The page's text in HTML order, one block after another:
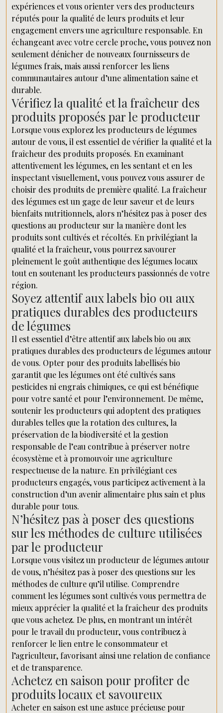
expériences et vous orienter vers des producteurs
réputés pour la qualité de leurs produits et leur
engagement envers une agriculture responsable. En
échangeant avec votre cercle proche, vous pouvez non
seulement dénicher de nouveaux fournisseurs de
légumes frais, mais aussi renforcer les liens
communautaires autour d’une alimentation saine et
durable.
Vérifiez la qualité et la fraîcheur des
produits proposés par le producteur
Lorsque vous explorez les producteurs de légumes
autour de vous, il est essentiel de vérifier la qualité et la
fraîcheur des produits proposés. En examinant
attentivement les légumes, en les sentant et en les
inspectant visuellement, vous pouvez vous assurer de
choisir des produits de première qualité. La fraîcheur
des légumes est un gage de leur saveur et de leurs
bienfaits nutritionnels, alors n’hésitez pas à poser des
questions au producteur sur la manière dont les
produits sont cultivés et récoltés. En privilégiant la
qualité et la fraîcheur, vous pourrez savourer
pleinement le goût authentique des légumes locaux
tout en soutenant les producteurs passionnés de votre
région.
Soyez attentif aux labels bio ou aux
pratiques durables des producteurs
de légumes
Il est essentiel d’être attentif aux labels bio ou aux
pratiques durables des producteurs de légumes autour
de vous. Opter pour des produits labellisés bio
garantit que les légumes ont été cultivés sans
pesticides ni engrais chimiques, ce qui est bénéfique
pour votre santé et pour l’environnement. De même,
soutenir les producteurs qui adoptent des pratiques
durables telles que la rotation des cultures, la
préservation de la biodiversité et la gestion
responsable de l’eau contribue à préserver notre
écosystème et à promouvoir une agriculture
respectueuse de la nature. En privilégiant ces
producteurs engagés, vous participez activement à la
construction d’un avenir alimentaire plus sain et plus
durable pour tous.
N’hésitez pas à poser des questions
sur les méthodes de culture utilisées
par le producteur
Lorsque vous visitez un producteur de légumes autour
de vous, n’hésitez pas à poser des questions sur les
méthodes de culture qu’il utilise. Comprendre
comment les légumes sont cultivés vous permettra de
mieux apprécier la qualité et la fraîcheur des produits
que vous achetez. De plus, en montrant un intérêt
pour le travail du producteur, vous contribuez à
renforcer le lien entre le consommateur et
l’agriculteur, favorisant ainsi une relation de confiance
et de transparence.
Achetez en saison pour profiter de
produits locaux et savoureux
Acheter en saison est une astuce précieuse pour